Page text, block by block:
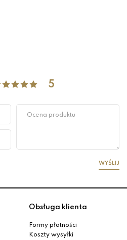
5
WYŚLIJ
Obsługa klienta
Formy płatności
Koszty wysyłki